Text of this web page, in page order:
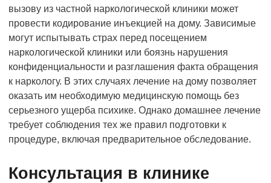
вызову из частной наркологической клиники может
провести кодирование инъекцией на дому. Зависимые
могут испытывать страх перед посещением
наркологической клиники или боязнь нарушения
конфиденциальности и разглашения факта обращения
к наркологу. В этих случаях лечение на дому позволяет
оказать им необходимую медицинскую помощь без
серьезного ущерба психике. Однако домашнее лечение
требует соблюдения тех же правил подготовки к
процедуре, включая предварительное обследование.
Консультация в клинике